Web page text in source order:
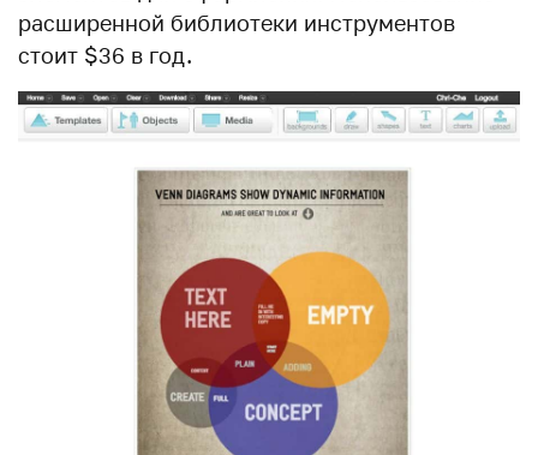
расширенной библиотеки инструментов
стоит $36 в год.